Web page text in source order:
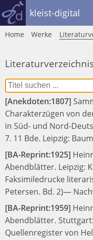
kleist-digital
Home Werke
[Anekdoten:1807]
Charakterzügen von
in Süd- und Nord-
7. 11 Bde. Leipzig:
[BA-Reprint:1925]
Abendblätter. Leipzig:
Faksimiledrucke
Petersen. Bd. 2)—
[BA-Reprint:1959]
Abendblätter.
Quellenregister von